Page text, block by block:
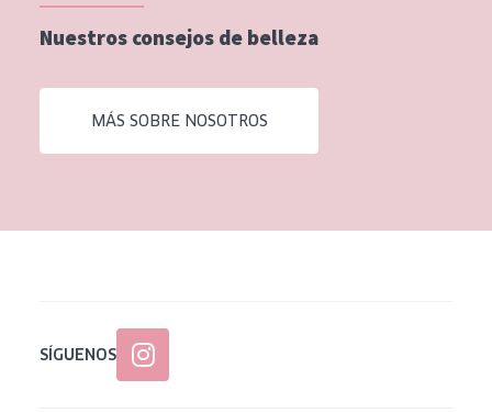
Piel madura
Piel expuesta al sol
Piel menopáusica
Todas las edades
Nuestros consejos de belleza
MÁS SOBRE NOSOTROS
SÍGUENOS